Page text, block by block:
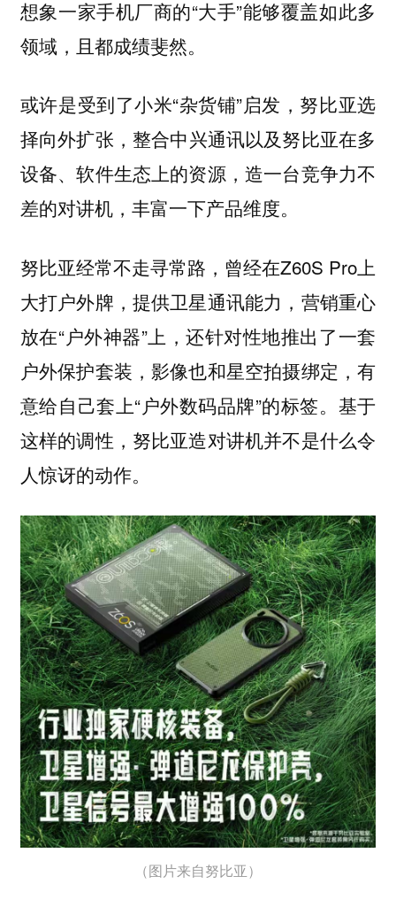
想象一家手机厂商的“大手”能够覆盖如此多
领域，且都成绩斐然。
或许是受到了小米“杂货铺”启发，努比亚选
择向外扩张， 整合中兴通讯以及努比亚在多
设备、软件生态上的资源，造一台竞争力不
差的对讲机，丰富一下产品维度。
努比亚经常不走寻常路，曾经在Z60S Pro上
大打户外牌，提供卫星通讯能力，营销重心
放在“户外神器”上，还针对性地推出了一套
户外保护套装，影像也和星空拍摄绑定，有
意给自己套上“户外数码品牌”的标签。 基于
这样的调性，努比亚造对讲机并不是什么令
人惊讶的动作。
（图片来自努比亚）